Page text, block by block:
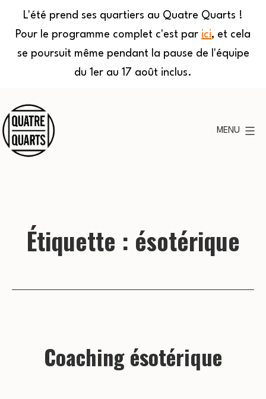
L'été prend ses quartiers au Quatre Quarts !
Pour le programme complet c'est par ici, et cela
se poursuit même pendant la pause de l'équipe
du 1er au 17 août inclus.
au
contenu
MENU
Étiquette : ésotérique
Coaching ésotérique